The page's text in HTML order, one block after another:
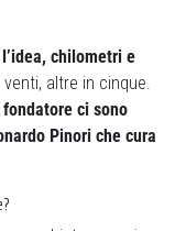
chilometri e
altre in cinque.
fondatore ci sono
Pinori che cura